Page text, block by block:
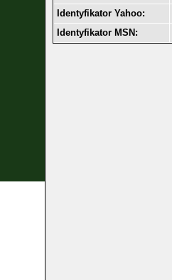
Identyfikator Yahoo:
Identyfikator MSN: